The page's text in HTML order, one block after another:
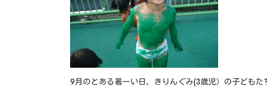
9月のとある暑ーい日、きりんぐみ(3歳児）の子ども